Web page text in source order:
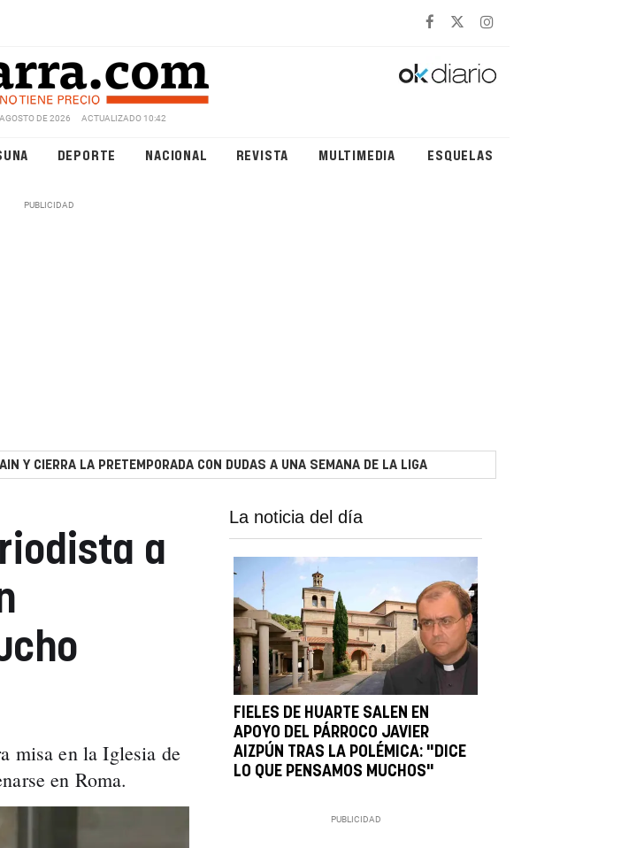
DE 2026 ACTUALIZADO 10:42
DEPORTE NACIONAL REVISTA MULTIMEDIA ESQUELAS
Y CIERRA LA PRETEMPORADA CON DUDAS A UNA SEMANA DE LA LIGA
a
misa en la Iglesia de
en Roma.
La noticia del día
FIELES DE HUARTE SALEN EN
APOYO DEL PÁRROCO JAVIER
AIZPÚN TRAS LA POLÉMICA: "DICE
LO QUE PENSAMOS MUCHOS"